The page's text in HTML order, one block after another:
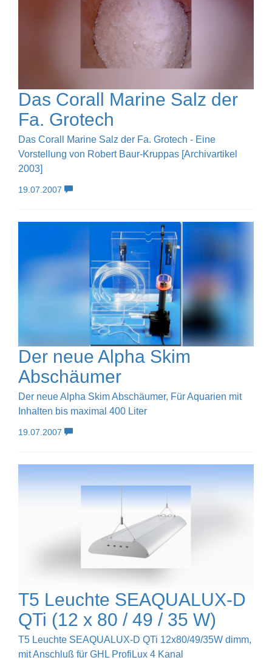
Das Corall Marine Salz der
Fa. Grotech
Das Corall Marine Salz der Fa. Grotech - Eine
Vorstellung von Robert Baur-Kruppas [Archivartikel
2003]
19.07.2007
Der neue Alpha Skim
Abschäumer
Der neue Alpha Skim Abschäumer, Für Aquarien mit
Inhalten bis maximal 400 Liter
19.07.2007
T5 Leuchte SEAQUALUX-D
QTi (12 x 80 / 49 / 35 W)
T5 Leuchte SEAQUALUX-D QTi 12x80/49/35W dimm,
mit Anschluß für GHL ProfiLux 4 Kanal